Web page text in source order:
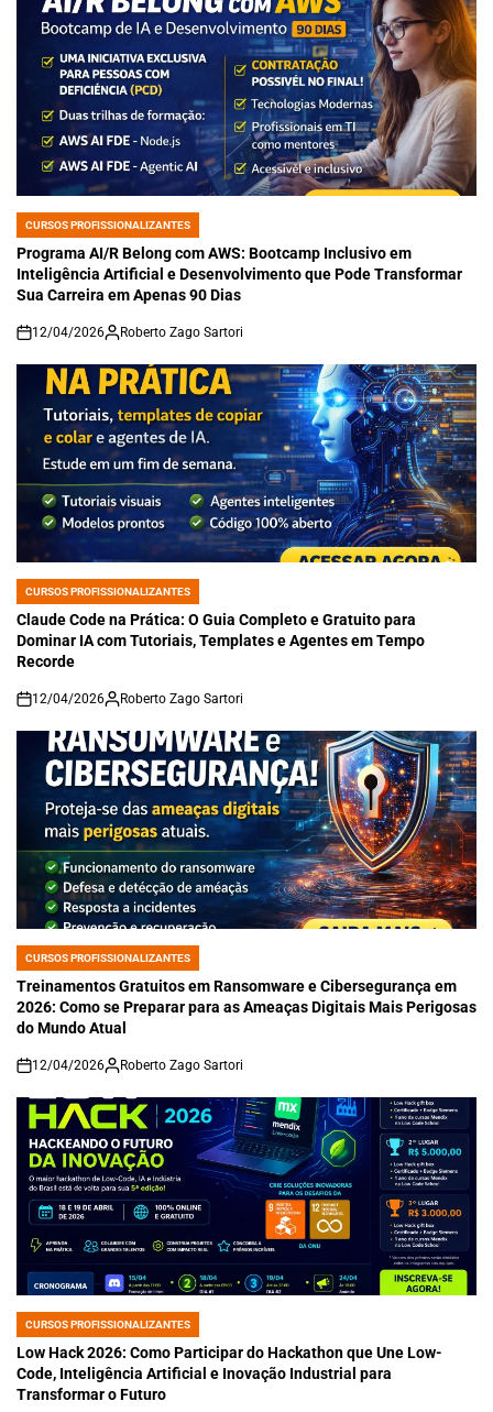
POSTED
IN
CURSOS PROFISSIONALIZANTES
Programa AI/R Belong com AWS: Bootcamp Inclusivo em
Inteligência Artificial e Desenvolvimento que Pode Transformar
Sua Carreira em Apenas 90 Dias
on
12/04/2026 Roberto Zago Sartori
POSTED
IN
CURSOS PROFISSIONALIZANTES
Claude Code na Prática: O Guia Completo e Gratuito para
Dominar IA com Tutoriais, Templates e Agentes em Tempo
Recorde
on
12/04/2026 Roberto Zago Sartori
POSTED
IN
CURSOS PROFISSIONALIZANTES
Treinamentos Gratuitos em Ransomware e Cibersegurança em
2026: Como se Preparar para as Ameaças Digitais Mais Perigosas
do Mundo Atual
on
12/04/2026 Roberto Zago Sartori
POSTED
IN
CURSOS PROFISSIONALIZANTES
Low Hack 2026: Como Participar do Hackathon que Une Low-
Code, Inteligência Artificial e Inovação Industrial para
Transformar o Futuro